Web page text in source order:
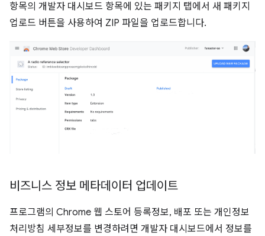
항목의 개발자 대시보드 항목에 있는 패키지 탭에서 새 패키지
업로드 버튼을 사용하여 ZIP 파일을 업로드합니다.
비즈니스 정보 메타데이터 업데이트
프로그램의 Chrome 웹 스토어 등록정보, 배포 또는 개인정보
처리방침 세부정보를 변경하려면 개발자 대시보드에서 정보를